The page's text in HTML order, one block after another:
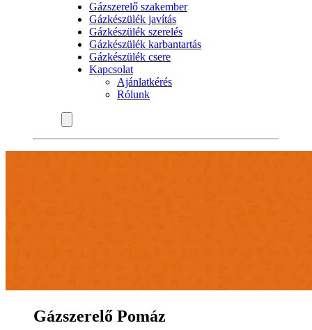
Gázszerelő szakember
Gázkészülék javítás
Gázkészülék szerelés
Gázkészülék karbantartás
Gázkészülék csere
Kapcsolat
Ajánlatkérés
Rólunk
Gázszerelő Pomáz